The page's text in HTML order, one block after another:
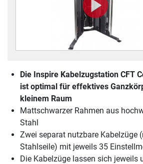
Die Inspire Kabelzugstation CFT
ist optimal für effektives
kleinem Raum
Mattschwarzer Rahmen aus
Stahl
Zwei separat nutzbare Kabelzüge
Stahlseile) mit jeweils 35
Die Kabelzüge lassen sich jeweils